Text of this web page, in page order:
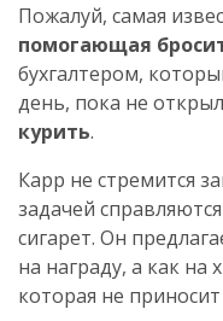
Пожалуй, самая
помогающая
бухгалтером,
день, пока не
курить.
Карр не стремится
задачей
сигарет. Он
на награду, а как на
которая не